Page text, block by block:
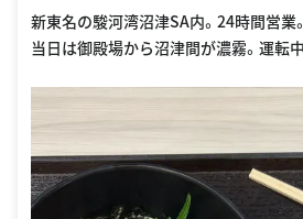
新東名の駿河湾沼津SA内。24時間営業
当日は御殿場から沼津間が濃霧。運転